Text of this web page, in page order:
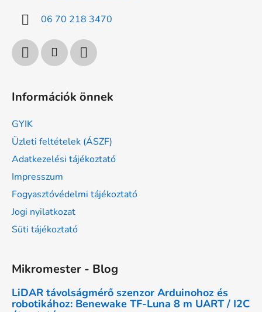
06 70 218 3470
Információk önnek
GYIK
Üzleti feltételek (ÁSZF)
Adatkezelési tájékoztató
Impresszum
Fogyasztóvédelmi tájékoztató
Jogi nyilatkozat
Süti tájékoztató
Mikromester - Blog
LiDAR távolságmérő szenzor Arduinohoz és
robotikához: Benewake TF-Luna 8 m UART / I2C